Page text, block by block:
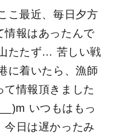
こ最近、毎日夕方
情報はあったんで
たたず… 苦しい戦
に着いたら、漁師
て情報頂きました
いつもはもっ
今日は遅かったみ